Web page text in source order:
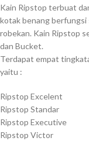
Kain Ripstop terbuat
kotak benang berfungsi
robekan. Kain Ripstop
dan Bucket.
Terdapat empat
yaitu :
Ripstop Excelent
Ripstop Standar
Ripstop Executive
Ripstop Victor